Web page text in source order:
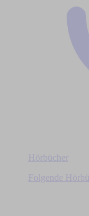
Hörbücher
Folgende